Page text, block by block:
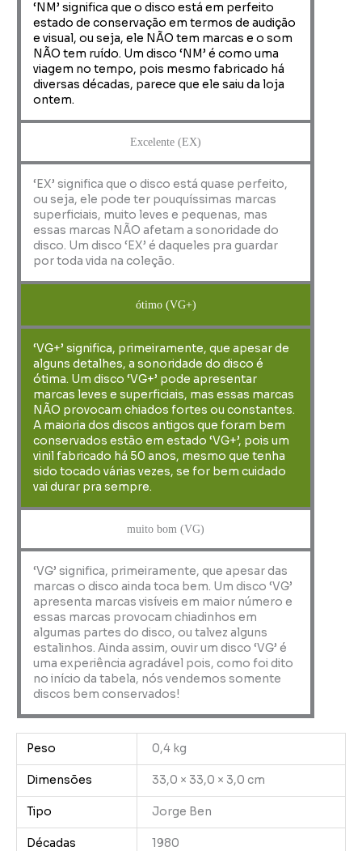
‘NM’ significa que o disco está em perfeito
estado de conservação em termos de audição
e visual, ou seja, ele NÃO tem marcas e o som
NÃO tem ruído. Um disco ‘NM’ é como uma
viagem no tempo, pois mesmo fabricado há
diversas décadas, parece que ele saiu da loja
ontem.
Excelente (EX)
‘EX’ significa que o disco está quase perfeito,
ou seja, ele pode ter pouquíssimas marcas
superficiais, muito leves e pequenas, mas
essas marcas NÃO afetam a sonoridade do
disco. Um disco ‘EX’ é daqueles pra guardar
por toda vida na coleção.
ótimo (VG+)
‘VG+’ significa, primeiramente, que apesar de
alguns detalhes, a sonoridade do disco é
ótima. Um disco ‘VG+’ pode apresentar
marcas leves e superficiais, mas essas marcas
NÃO provocam chiados fortes ou constantes.
A maioria dos discos antigos que foram bem
conservados estão em estado ‘VG+’, pois um
vinil fabricado há 50 anos, mesmo que tenha
sido tocado várias vezes, se for bem cuidado
vai durar pra sempre.
muito bom (VG)
‘VG’ significa, primeiramente, que apesar das
marcas o disco ainda toca bem. Um disco ‘VG’
apresenta marcas visíveis em maior número e
essas marcas provocam chiadinhos em
algumas partes do disco, ou talvez alguns
estalinhos. Ainda assim, ouvir um disco ‘VG’ é
uma experiência agradável pois, como foi dito
no início da tabela, nós vendemos somente
discos bem conservados!
Peso 0,4 kg
Dimensões 33,0 × 33,0 × 3,0 cm
Tipo Jorge Ben
Décadas 1980